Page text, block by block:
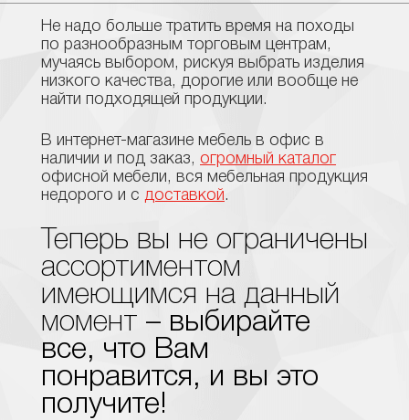
Не надо больше тратить время на походы
по разнообразным торговым центрам,
мучаясь выбором, рискуя выбрать изделия
низкого качества, дорогие или вообще не
найти подходящей продукции.
В интернет-магазине мебель в офис в
наличии и под заказ, огромный каталог
офисной мебели, вся мебельная продукция
недорого и с доставкой.
Теперь вы не ограничены
ассортиментом
имеющимся на данный
момент – выбирайте
все, что Вам
понравится, и вы это
получите!